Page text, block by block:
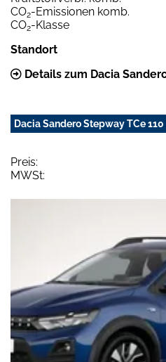
CO2-Emissionen komb.
CO2-Klasse
Standort
Details zum Dacia
Dacia Sandero Stepway TCe
Preis:
MWSt: